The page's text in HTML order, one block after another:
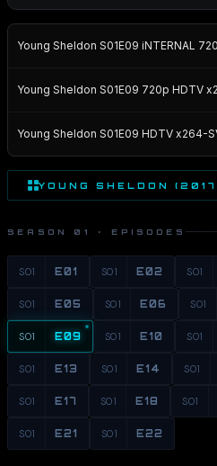
Young Sheldon S01E09 720p HDTV
Young Sheldon S01E09 HDTV x264-
YOUNG SHELDON
SEASON 01 · EPISODES
S01 E01 S01 E02 S01
S01 E05 S01 E06 S01
S01 E09 S01 E10 S01
S01 E13 S01 E14 S01
S01 E17 S01 E18 S01
S01 E21 S01 E22